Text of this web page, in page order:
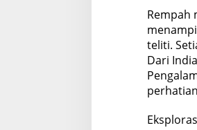
Rempah
teliti.
Dari